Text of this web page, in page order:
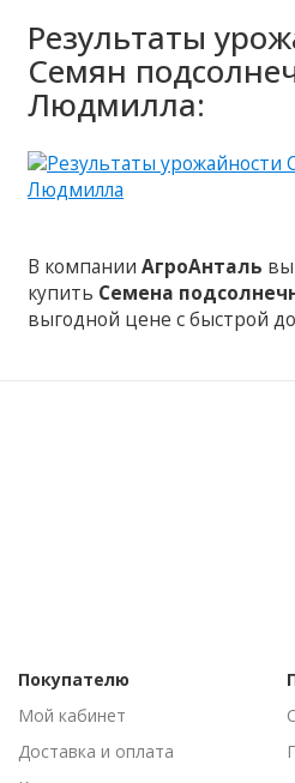
Результаты
Семян
Людмилла:
В компанииАгроАнталь
купить Семена
выгодной цене с быстрой
Покупателю
Мой кабинет
Доставка и оплата